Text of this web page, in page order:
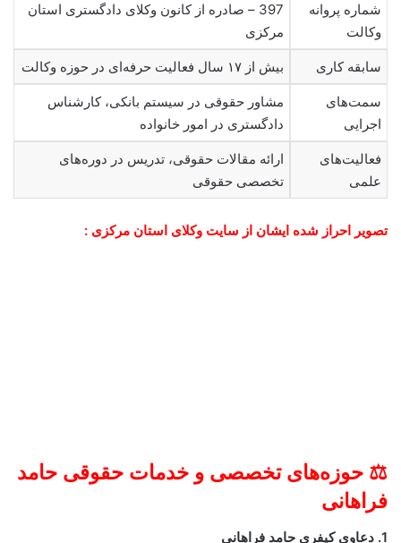
شماره پروانه
وکالت
397 – صادره از کانون وکلای دادگستری استان
مرکزی
سابقه کاری بیش از ۱۷ سال فعالیت حرفه‌ای در حوزه وکالت
سمت‌های
اجرایی
مشاور حقوقی در سیستم بانکی، کارشناس
دادگستری در امور خانواده
فعالیت‌های
علمی
ارائه مقالات حقوقی، تدریس در دوره‌های
تخصصی حقوقی
تصویر احراز شده ایشان از سایت وکلای استان مرکزی :
⚖️ حوزه‌های تخصصی و خدمات حقوقی حامد
فراهانی
1. دعاوی کیفری حامد فراهانی